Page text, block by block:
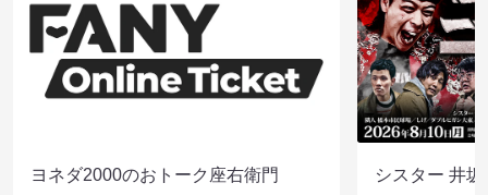
ヨネダ2000のおトーク座右衛門
シスター 井